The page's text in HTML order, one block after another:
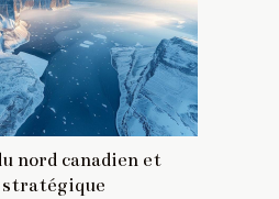
nord canadien et